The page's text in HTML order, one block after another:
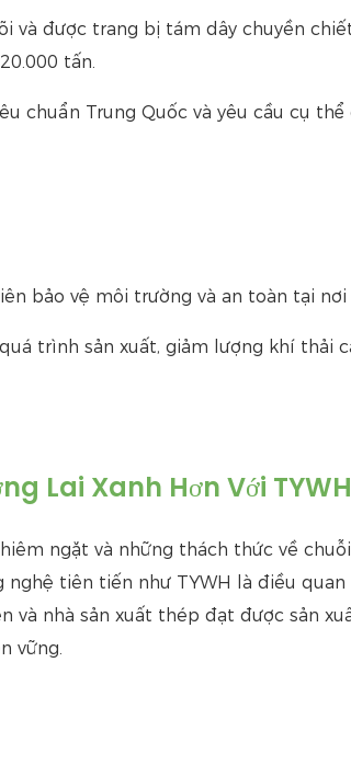
và được trang bị tám dây chuyền
tấn.
chuẩn Trung Quốc và yêu cầu cụ thể
bảo vệ môi trường và an toàn tại nơi
trình sản xuất, giảm lượng khí thải
Lai Xanh Hơn Với TYWH
ngặt và những thách thức về
tiên tiến như TYWH là điều
và nhà sản xuất thép đạt được sản
vững.